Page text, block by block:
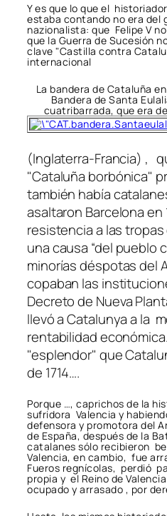
Y es que lo que el
estaba contando no era del
nazionalista: que Felipe V
que la Guerra de Sucesión
clave "Castilla contra
internacional
La bandera de Cataluña en
Bandera de Santa
cuatribarrada, que era
(Inglaterra-Francia) ,
"Cataluña borbónica"
también había
asaltaron Barcelona en
resistencia a las tropas
una causa “del pueblo
minorías déspotas del
copaban las
Decreto de Nueva
llevó a Catalunya a la
rentabilidad
"esplendor" que
de 1714….
Porque …, caprichos de la
sufridora Valencia y
defensora y promotora del
de España, después de la
catalanes sólo recibieron
Valencia, en cambio, fue
Fueros regnícolas, perdió
propia y el Reino de
ocupado y arrasado , por